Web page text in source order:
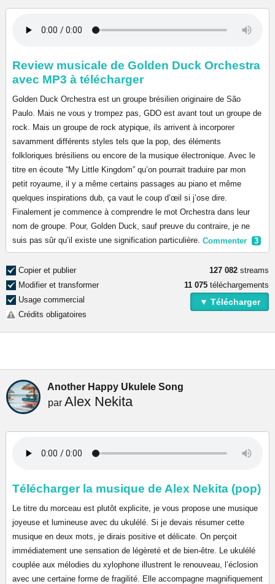
Review musicale de Golden Duck Orchestra
avec MP3 à télécharger
Golden Duck Orchestra est un groupe brésilien originaire de São
Paulo. Mais ne vous y trompez pas, GDO est avant tout un groupe de
rock. Mais un groupe de rock atypique, ils arrivent à incorporer
savamment différents styles tels que la pop, des éléments
folkloriques brésiliens ou encore de la musique électronique. Avec le
titre en écoute “My Little Kingdom” qu’on pourrait traduire par mon
petit royaume, il y a même certains passages au piano et même
quelques inspirations dub, ça vaut le coup d’œil si j’ose dire.
Finalement je commence à comprendre le mot Orchestra dans leur
nom de groupe. Pour, Golden Duck, sauf preuve du contraire, je ne
suis pas sûr qu’il existe une signification particulière. Commenter 3
Copier et publier
Modifier et transformer
Usage commercial
Crédits obligatoires
127 082 streams
11 075 téléchargements
▼ Télécharger
Another Happy Ukulele Song
par Alex Nekita
Télécharger la musique de Alex Nekita (pop)
Le titre du morceau est plutôt explicite, je vous propose une musique
joyeuse et lumineuse avec du ukulélé. Si je devais résumer cette
musique en deux mots, je dirais positive et délicate. On perçoit
immédiatement une sensation de légèreté et de bien-être. Le ukulélé
couplée aux mélodies du xylophone illustrent le renouveau, l’éclosion
avec une certaine forme de fragilité. Elle accompagne magnifiquement